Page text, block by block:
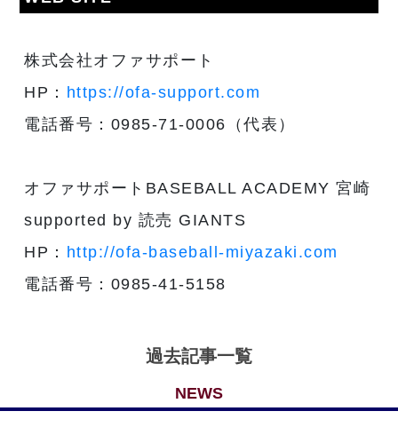
株式会社オファサポート
HP： https://ofa-support.com
電話番号：0985-71-0006（代表）
オファサポートBASEBALL ACADEMY 宮崎
supported by 読売 GIANTS
HP： http://ofa-baseball-miyazaki.com
電話番号：0985-41-5158
過去記事一覧
NEWS